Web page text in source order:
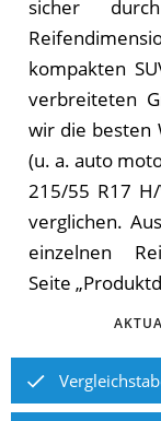
si­cher
kompakten
ver­brei­te­ten
wir die bes­ten
(u. a. auto
215/55 R17
ver­gli­chen.
ein­zel­nen
Sei­te